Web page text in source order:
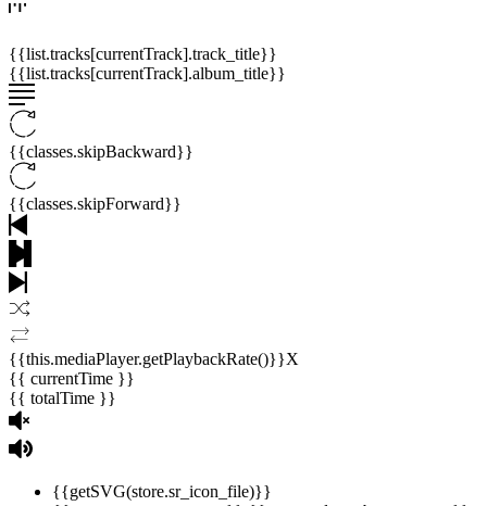
{{list.tracks[currentTrack].track_title}}
{{list.tracks[currentTrack].album_title}}
{{classes.skipBackward}}
{{classes.skipForward}}
{{this.mediaPlayer.getPlaybackRate()}}X
{{ currentTime }}
{{ totalTime }}
{{getSVG(store.sr_icon_file)}}